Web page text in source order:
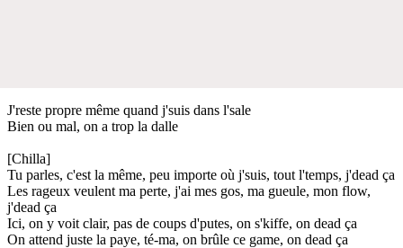
J'reste propre même quand j'suis dans l'sale
Bien ou mal, on a trop la dalle
[Chilla]
Tu parles, c'est la même, peu importe où j'suis, tout l'temps, j'dead ça
Les rageux veulent ma perte, j'ai mes gos, ma gueule, mon flow,
j'dead ça
Ici, on y voit clair, pas de coups d'putes, on s'kiffe, on dead ça
On attend juste la paye, té-ma, on brûle ce game, on dead ça